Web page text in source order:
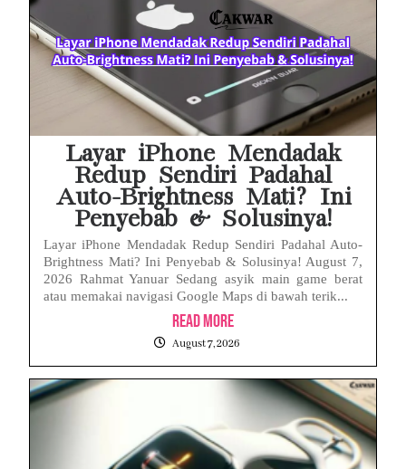
Layar iPhone Mendadak
Redup Sendiri Padahal
Auto-Brightness Mati? Ini
Penyebab & Solusinya!
Layar iPhone Mendadak Redup Sendiri Padahal Auto-
Brightness Mati? Ini Penyebab & Solusinya! August 7,
2026 Rahmat Yanuar Sedang asyik main game berat
atau memakai navigasi Google Maps di bawah terik...
Read More
August 7, 2026